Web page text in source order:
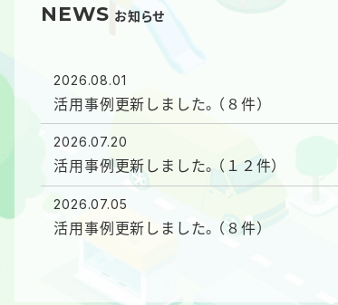
NEWS お知らせ
2026.08.01
活用事例更新しました。（８件）
2026.07.20
活用事例更新しました。（１２件）
2026.07.05
活用事例更新しました。（８件）